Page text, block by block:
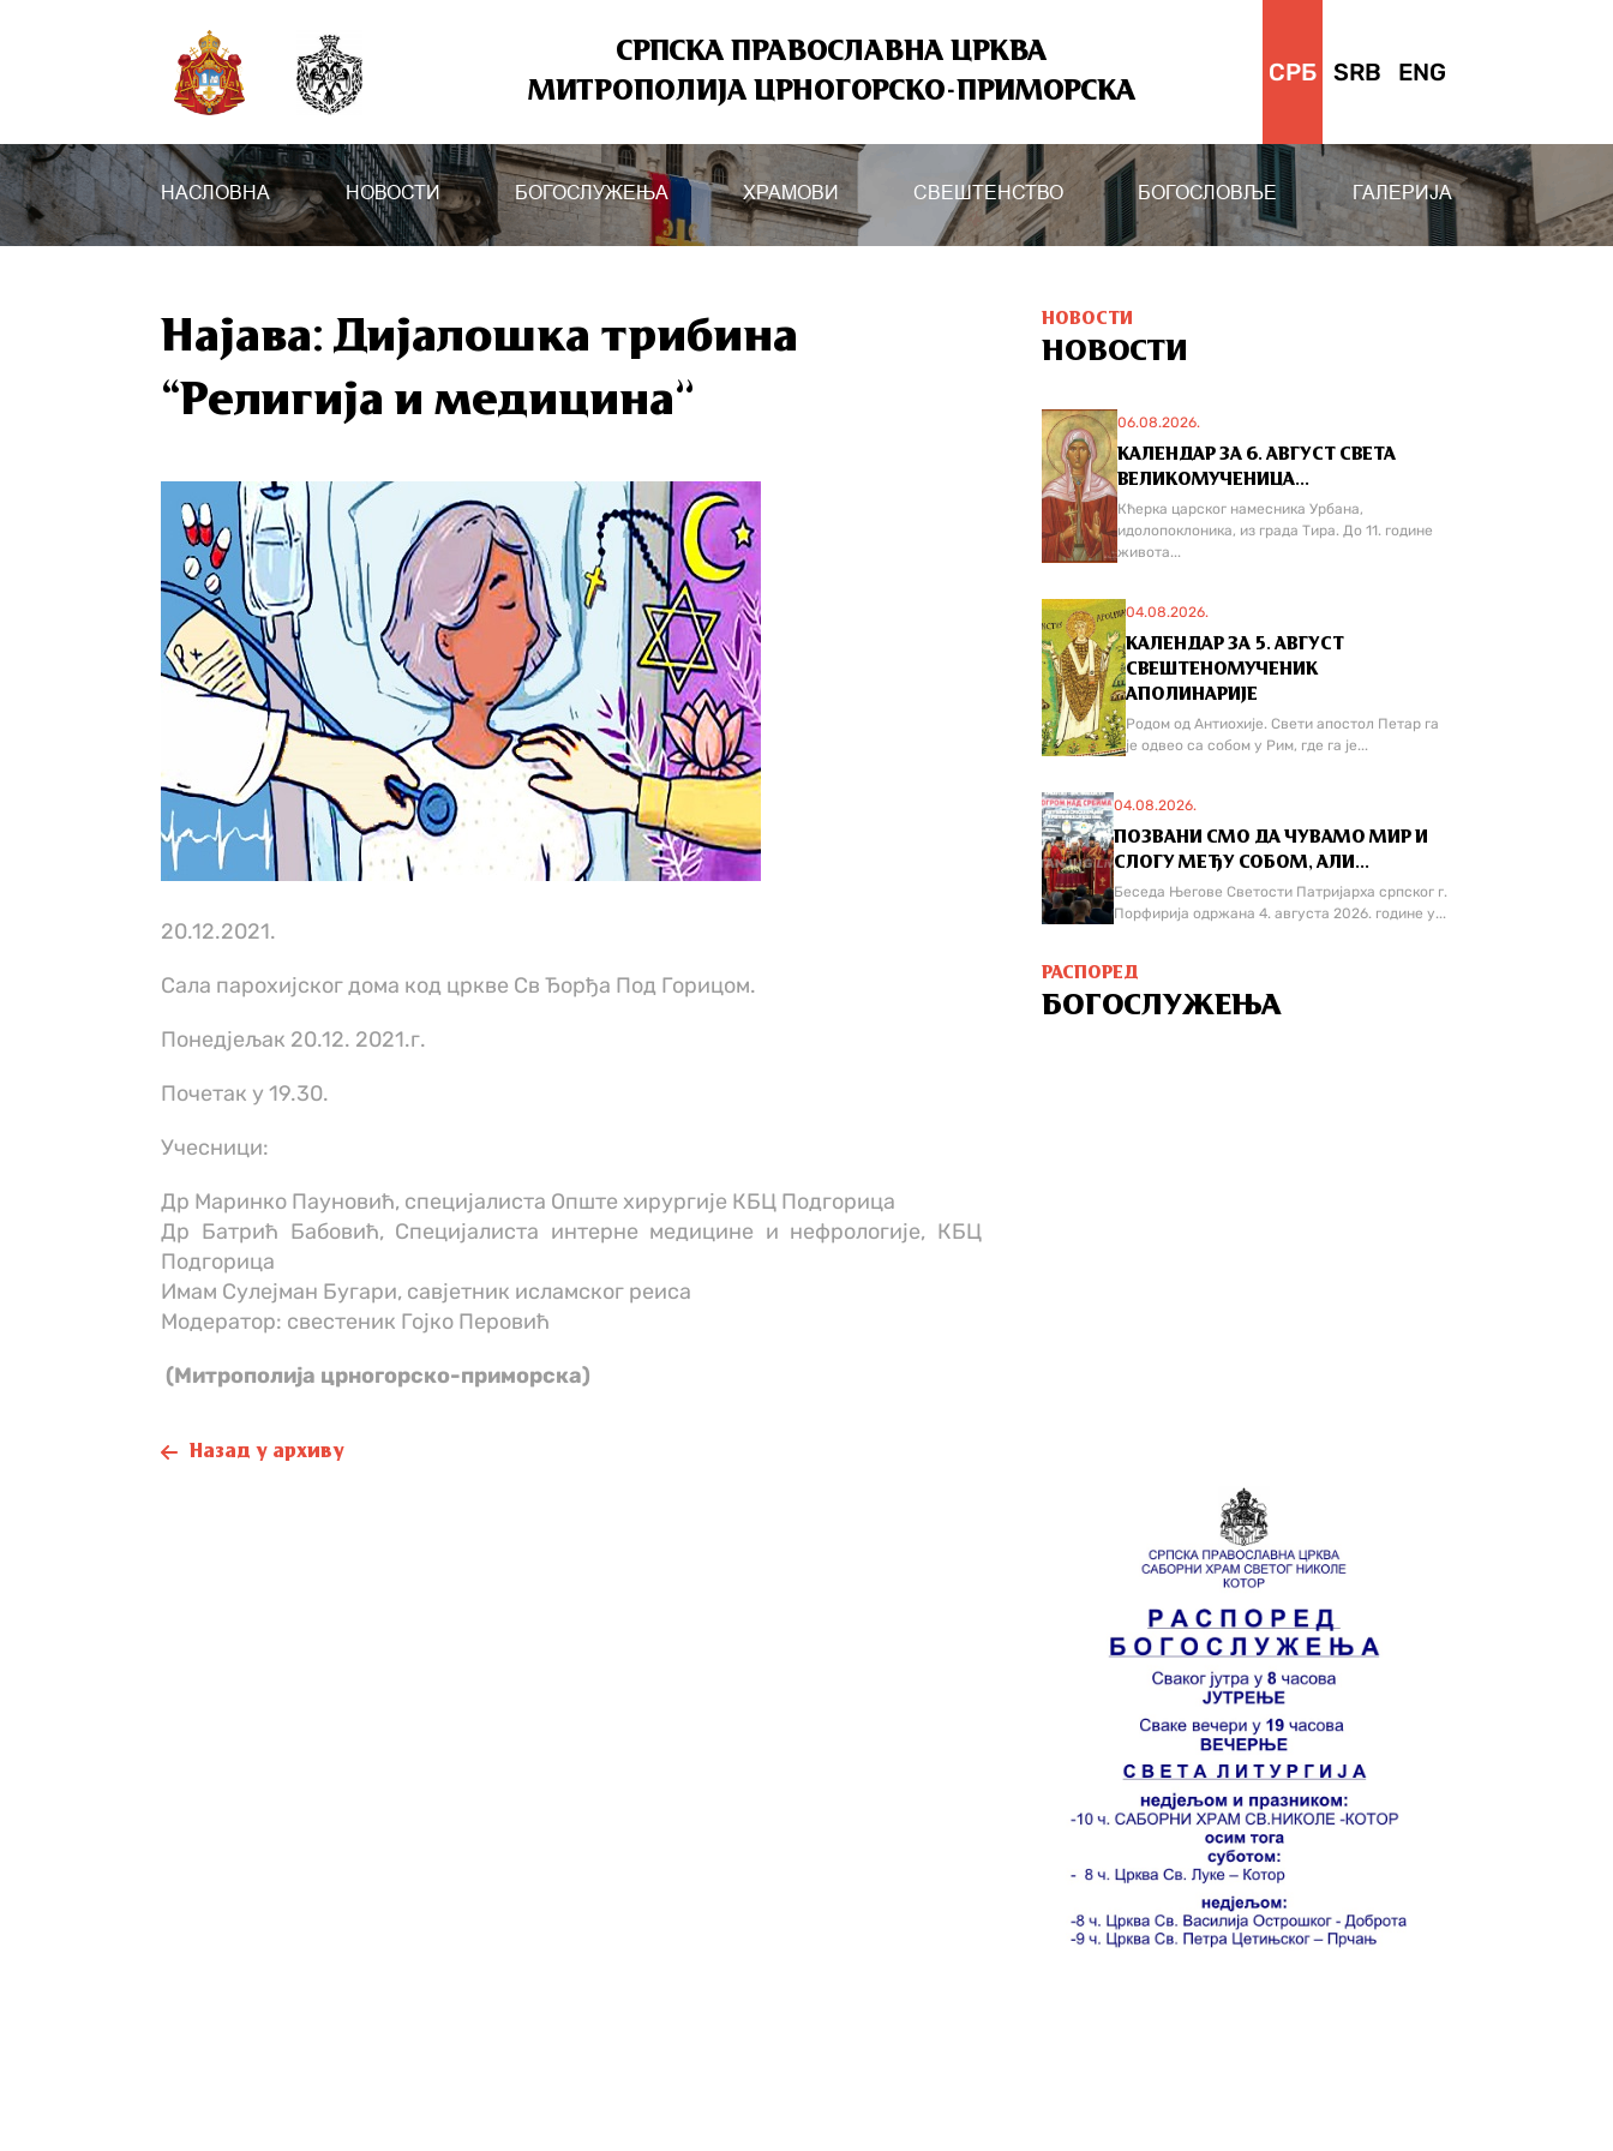
СРПСКА ПРАВОСЛАВНА ЦРКВА
МИТРОПОЛИЈА ЦРНОГОРСКО-ПРИМОРСКА
СРБ SRB ENG
НАСЛОВНА НОВОСТИ БОГОСЛУЖЕЊА ХРАМОВИ СВЕШТЕНСТВО БОГОСЛОВЉЕ ГАЛЕРИЈА
Најава: Дијалошка трибина
“Религија и медицина”
20.12.2021.
Сала парохијског дома код цркве Св Ђорђа Под Горицом.
Понедјељак 20.12. 2021.г.
Почетак у 19.30.
Учесници:
Др Маринко Пауновић, специјалиста Опште хирургије КБЦ Подгорица
Др Батрић Бабовић, Специјалиста интерне медицине и нефрологије, КБЦ
Подгорица
Имам Сулејман Бугари, савјетник исламског реиса
Модератор: свестеник Гојко Перовић
(Митрополија црногорско-приморска)
Назад у архиву
НОВОСТИ
НОВОСТИ
06.08.2026.
КАЛЕНДАР ЗА 6. АВГУСТ СВЕТА
ВЕЛИКОМУЧЕНИЦА...
Кћерка царског намесника Урбана,
идолопоклоника, из града Тира. До 11. године
живота...
04.08.2026.
КАЛЕНДАР ЗА 5. АВГУСТ
СВЕШТЕНОМУЧЕНИК
АПОЛИНАРИЈЕ
Родом од Антиохије. Свети апостол Петар га
је одвео са собом у Рим, где га је...
04.08.2026.
ПОЗВАНИ СМО ДА ЧУВАМО МИР И
СЛОГУ МЕЂУ СОБОМ, АЛИ...
Беседа Његове Светости Патријарха српског г.
Порфирија одржана 4. августа 2026. године у...
РАСПОРЕД
БОГОСЛУЖЕЊА